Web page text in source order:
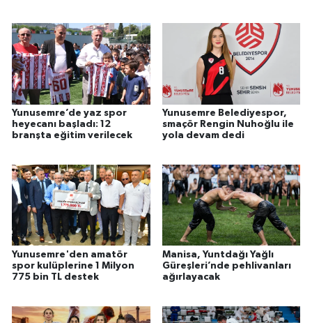
Yunusemre’de yaz spor
heyecanı başladı: 12
branşta eğitim verilecek
Yunusemre Belediyespor,
smaçör Rengin Nuhoğlu ile
yola devam dedi
Yunusemre'den amatör
spor kulüplerine 1 Milyon
775 bin TL destek
Manisa, Yuntdağı Yağlı
Güreşleri’nde pehlivanları
ağırlayacak